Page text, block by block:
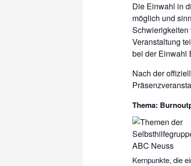
Die Einwahl in
möglich und
Schwierigkeiten
Veranstaltung
bei der Einwahl
Nach der
Thema:
Kernpunkte, die